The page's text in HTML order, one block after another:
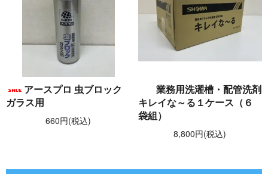
アースプロ 虫ブロック
ガラス用
660円(税込)
業務用洗濯槽・配管洗剤
キレイな～る１ケース（６
袋組）
8,800円(税込)